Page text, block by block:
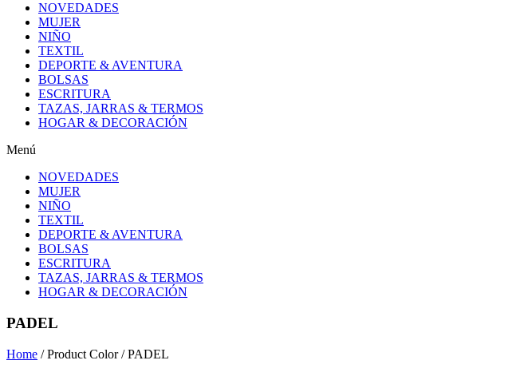
NOVEDADES
MUJER
NIÑO
TEXTIL
DEPORTE & AVENTURA
BOLSAS
ESCRITURA
TAZAS, JARRAS & TERMOS
HOGAR & DECORACIÓN
Menú
NOVEDADES
MUJER
NIÑO
TEXTIL
DEPORTE & AVENTURA
BOLSAS
ESCRITURA
TAZAS, JARRAS & TERMOS
HOGAR & DECORACIÓN
PADEL
Home / Product Color / PADEL